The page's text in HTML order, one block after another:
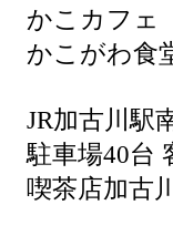
かこカフ
かこがわ食
JR加古川駅
駐車場40台
喫茶店加古